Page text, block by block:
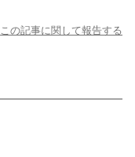
この記事に関して報告する